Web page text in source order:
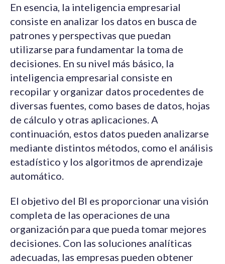
En esencia, la inteligencia empresarial
consiste en analizar los datos en busca de
patrones y perspectivas que puedan
utilizarse para fundamentar la toma de
decisiones. En su nivel más básico, la
inteligencia empresarial consiste en
recopilar y organizar datos procedentes de
diversas fuentes, como bases de datos, hojas
de cálculo y otras aplicaciones. A
continuación, estos datos pueden analizarse
mediante distintos métodos, como el análisis
estadístico y los algoritmos de aprendizaje
automático.
El objetivo del BI es proporcionar una visión
completa de las operaciones de una
organización para que pueda tomar mejores
decisiones. Con las soluciones analíticas
adecuadas, las empresas pueden obtener